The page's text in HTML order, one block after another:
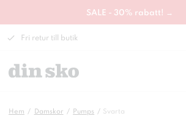
SALE - 30% rabatt! →
Fri retur till butik
Hem Damskor Pumps Svarta